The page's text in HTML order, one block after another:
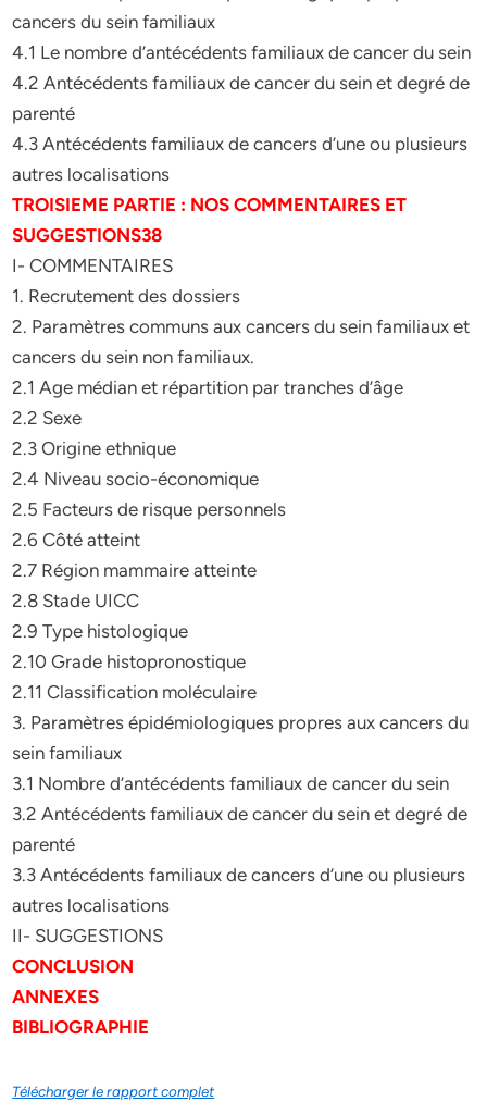
cancers du sein familiaux
4.1 Le nombre d’antécédents familiaux de cancer du sein
4.2 Antécédents familiaux de cancer du sein et degré de
parenté
4.3 Antécédents familiaux de cancers d’une ou plusieurs
autres localisations
TROISIEME PARTIE : NOS COMMENTAIRES ET
SUGGESTIONS38
I- COMMENTAIRES
1. Recrutement des dossiers
2. Paramètres communs aux cancers du sein familiaux et
cancers du sein non familiaux.
2.1 Age médian et répartition par tranches d’âge
2.2 Sexe
2.3 Origine ethnique
2.4 Niveau socio-économique
2.5 Facteurs de risque personnels
2.6 Côté atteint
2.7 Région mammaire atteinte
2.8 Stade UICC
2.9 Type histologique
2.10 Grade histopronostique
2.11 Classification moléculaire
3. Paramètres épidémiologiques propres aux cancers du
sein familiaux
3.1 Nombre d’antécédents familiaux de cancer du sein
3.2 Antécédents familiaux de cancer du sein et degré de
parenté
3.3 Antécédents familiaux de cancers d’une ou plusieurs
autres localisations
II- SUGGESTIONS
CONCLUSION
ANNEXES
BIBLIOGRAPHIE
Télécharger le rapport complet